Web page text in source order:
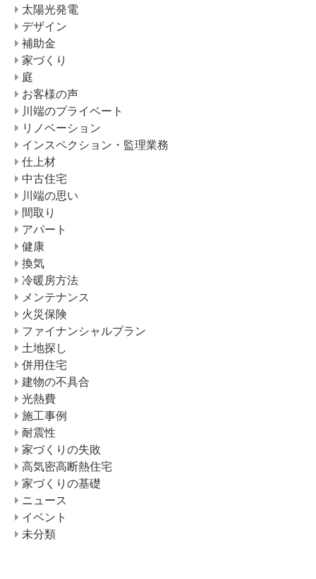
太陽光発電
デザイン
補助金
家づくり
庭
お客様の声
川端のプライベート
リノベーション
インスペクション・監理業務
仕上材
中古住宅
川端の思い
間取り
アパート
健康
換気
冷暖房方法
メンテナンス
火災保険
ファイナンシャルプラン
土地探し
併用住宅
建物の不具合
光熱費
施工事例
耐震性
家づくりの失敗
高気密高断熱住宅
家づくりの基礎
ニュース
イベント
未分類